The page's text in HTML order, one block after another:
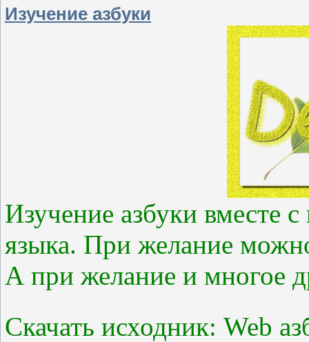
Изучение азбуки
Изучение азбуки вместе
языка. При желание
А при желание и многое
Скачать исходник: Web